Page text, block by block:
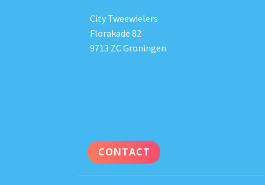
City Tweewielers
Florakade 82
9713 ZC Groningen
CONTACT